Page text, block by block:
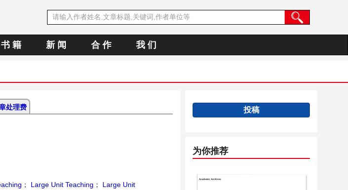
书 籍 新 闻 合 作 我 们
处理费
； Large Unit Teaching ；
Large Unit
投稿
为你推荐